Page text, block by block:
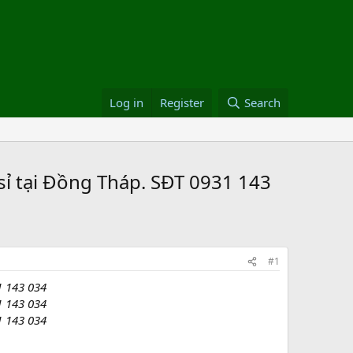
Log in Register Search
tại Đồng Tháp. SĐT 0931 143
#1
143 034
143 034
143 034